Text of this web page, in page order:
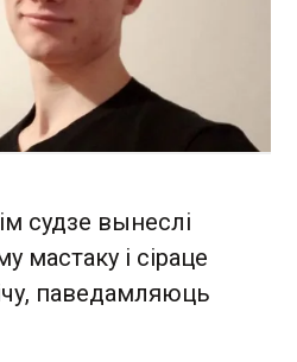
судзе вынеслі
мастаку і сіраце
паведамляюць